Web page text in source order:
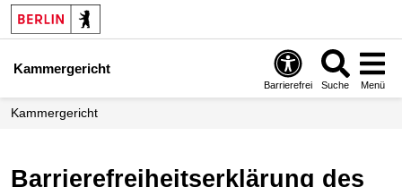
Kammergericht
Barrierefrei Suche Menü
Kammergericht
Barrierefreiheitserklärung des